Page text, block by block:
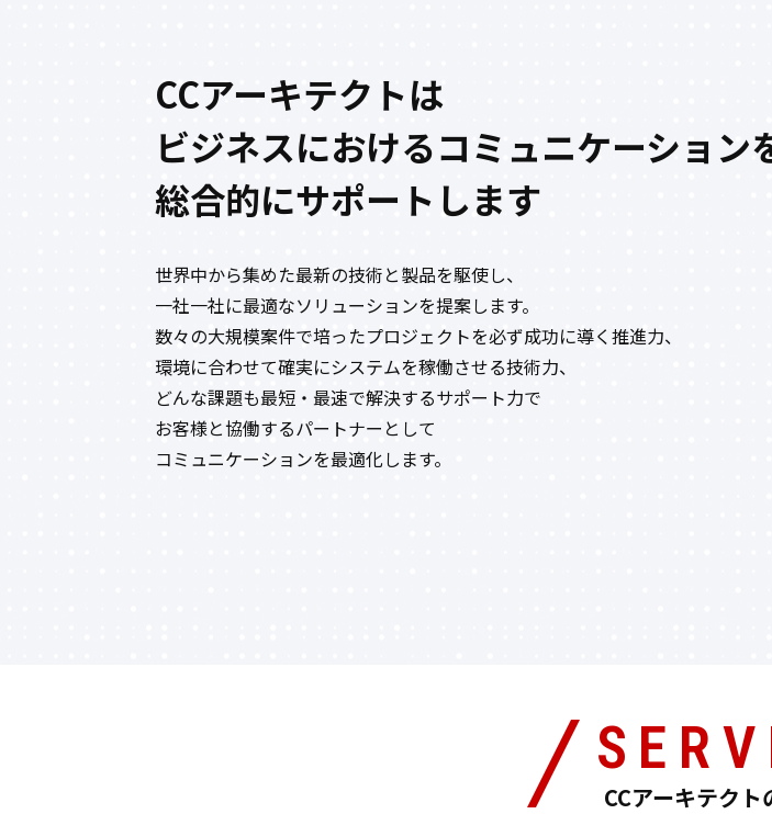
CCアーキテクトは
ビジネスにおけるコミュニケーション
総合的にサポートします
世界中から集めた最新の技術と製品を駆使し、
一社一社に最適なソリューションを提案します。
数々の大規模案件で培ったプロジェクトを必ず成功に導く推進力、
環境に合わせて確実にシステムを稼働させる技術力、
どんな課題も最短・最速で解決するサポート力で
お客様と協働するパートナーとして
コミュニケーションを最適化します。
CCアーキテクト